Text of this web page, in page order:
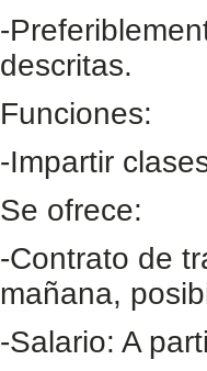
-
descritas.
Funciones:
-Impartir
Se ofrece:
-Contrato de
mañana,
-Salario: A